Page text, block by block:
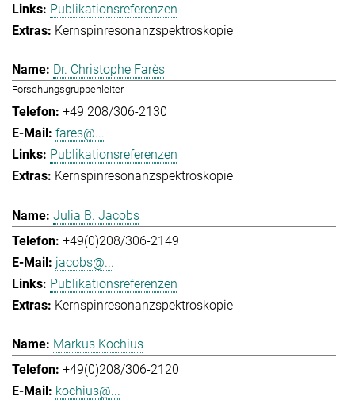
Publikationsreferenzen
Kernspinresonanzspektroskopie
Dr. Christophe Farès
Forschungsgruppenleiter
+49 208/306-2130
fares@...
Publikationsreferenzen
Kernspinresonanzspektroskopie
Julia B. Jacobs
+49(0)208/306-2149
jacobs@...
Publikationsreferenzen
Kernspinresonanzspektroskopie
Markus Kochius
+49(0)208/306-2120
kochius@...